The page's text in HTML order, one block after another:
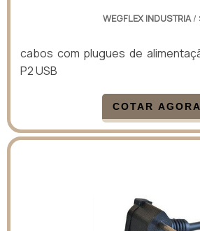
WEGFLEX INDUSTRIA/
cabos com plugues de
P2 USB
COTAR AGORA